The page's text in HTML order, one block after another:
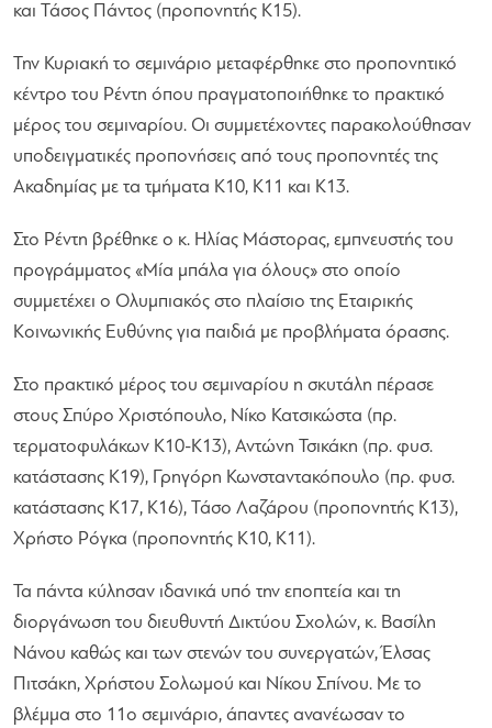
και Τάσος Πάντος (προπονητής Κ15).
Την Κυριακή το σεμινάριο μεταφέρθηκε στο προπονητικό
κέντρο του Ρέντη όπου πραγματοποιήθηκε το πρακτικό
μέρος του σεμιναρίου. Οι συμμετέχοντες παρακολούθησαν
υποδειγματικές προπονήσεις από τους προπονητές της
Ακαδημίας με τα τμήματα Κ10, Κ11 και Κ13.
Στο Ρέντη βρέθηκε ο κ. Ηλίας Μάστορας, εμπνευστής του
προγράμματος «Μία μπάλα για όλους» στο οποίο
συμμετέχει ο Ολυμπιακός στο πλαίσιο της Εταιρικής
Κοινωνικής Ευθύνης για παιδιά με προβλήματα όρασης.
Στο πρακτικό μέρος του σεμιναρίου η σκυτάλη πέρασε
στους Σπύρο Χριστόπουλο, Νίκο Κατσικώστα (πρ.
τερματοφυλάκων Κ10-Κ13), Αντώνη Τσικάκη (πρ. φυσ.
κατάστασης Κ19), Γρηγόρη Κωνσταντακόπουλο (πρ. φυσ.
κατάστασης Κ17, Κ16), Τάσο Λαζάρου (προπονητής Κ13),
Χρήστο Ρόγκα (προπονητής Κ10, Κ11).
Τα πάντα κύλησαν ιδανικά υπό την εποπτεία και τη
διοργάνωση του διευθυντή Δικτύου Σχολών, κ. Βασίλη
Νάνου καθώς και των στενών του συνεργατών, Έλσας
Πιτσάκη, Χρήστου Σολωμού και Νίκου Σπίνου. Με το
βλέμμα στο 11ο σεμινάριο, άπαντες ανανέωσαν το